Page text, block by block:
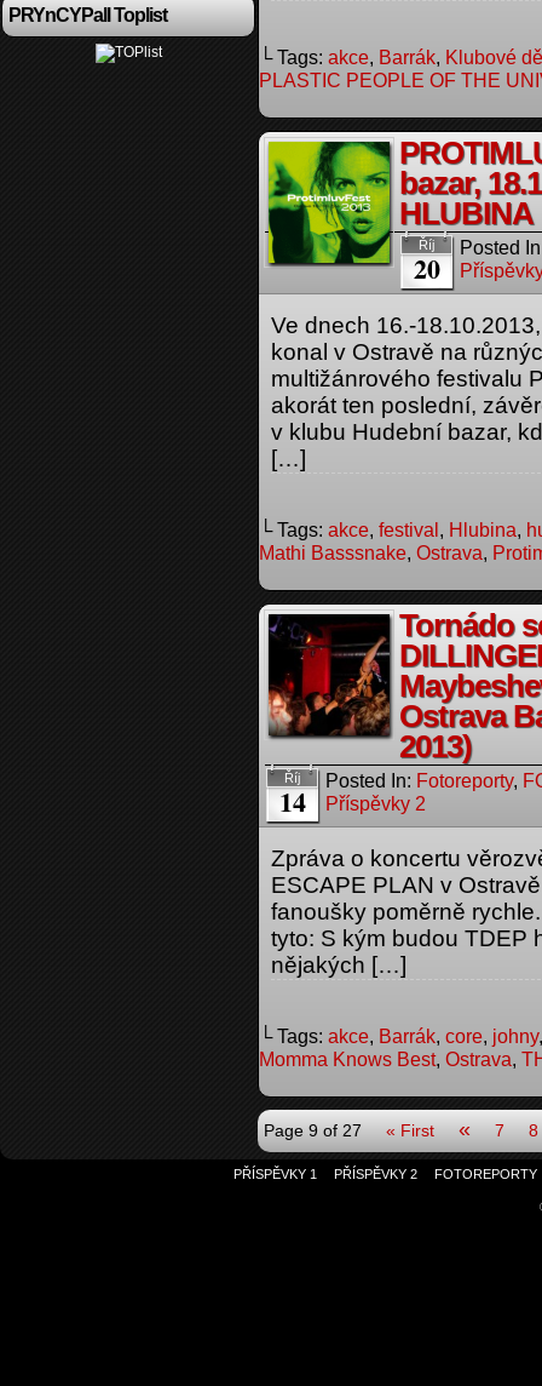
PRYnCYPall Toplist
└ Tags: akce, Barrák, Klubové
PLASTIC PEOPLE OF THE
bazar,
HLUBINA
Říj
20
Posted
Ve dnech 16.-
konal v Ostravě na
multižánrového festivalu
akorát ten poslední,
v klubu Hudební bazar,
[…]
└ Tags: akce, festival, Hlubina,
Mathi Basssnake, Ostrava,
Tornádo
Ostrava
2013)
Říj
14
Posted In: Fotoreporty,
Příspěvky 2
Zpráva o koncertu
ESCAPE PLAN v
fanoušky poměrně
tyto: S kým budou TDEP
nějakých […]
└ Tags: akce, Barrák, core, johny
Momma Knows Best, Ostrava,
Page 9 of 27 « First « 7 8
PŘÍSPĚVKY 1 PŘÍSPĚVKY 2 FOTOREPORTY